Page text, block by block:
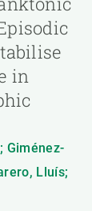
in
Giménez-
Lluís;